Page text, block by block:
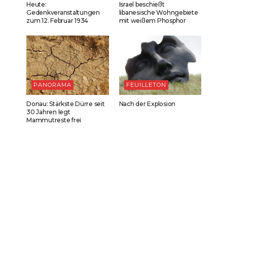
Heute:
Gedenkveranstaltungen
zum 12. Februar 1934
Israel beschießt
libanesische Wohngebiete
mit weißem Phosphor
PANORAMA
Donau: Stärkste Dürre seit
30 Jahren legt
Mammutreste frei
FEUILLETON
Nach der Explosion